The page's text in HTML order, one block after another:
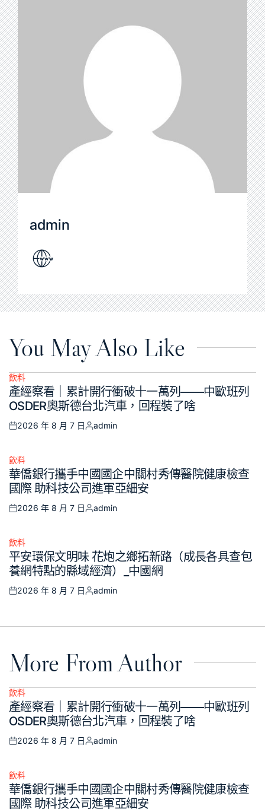
admin
You May Also Like
Posted
in
飲料
產經察看｜累計開行衝破十一萬列——中歐班列
OSDER奧斯德台北汽車，回程裝了啥
Posted
2026 年 8 月 7 日
Posted
admin
Posted
in
飲料
華僑銀行攜手中國國企中關村秀傳醫院健康檢查
國際 助科技公司進軍亞細安
Posted
2026 年 8 月 7 日
Posted
admin
Posted
in
飲料
平安環保文明味 花炮之鄉拓新路（成長各具查包
養網特點的縣域經濟）_中國網
Posted
2026 年 8 月 7 日
Posted
admin
More From Author
Posted
in
飲料
產經察看｜累計開行衝破十一萬列——中歐班列
OSDER奧斯德台北汽車，回程裝了啥
Posted
2026 年 8 月 7 日
Posted
admin
Posted
in
飲料
華僑銀行攜手中國國企中關村秀傳醫院健康檢查
國際 助科技公司進軍亞細安